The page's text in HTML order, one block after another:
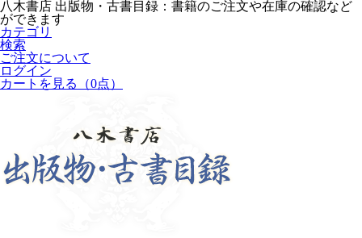
八木書店 出版物・古書目録：書籍のご注文や在庫の確認など
ができます
カテゴリ
検索
ご注文について
ログイン
カートを見る
（0点）